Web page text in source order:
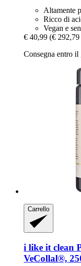
Altamente
Ricco di
Vegan e
€ 40,99 (€
Consegna entro il
Carrello
i like it clean
VeCollal®,